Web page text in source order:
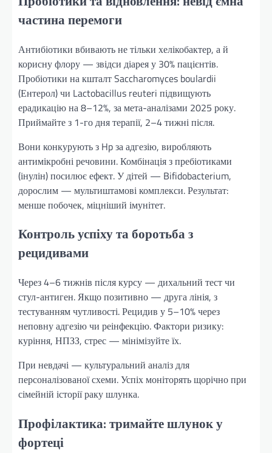
частина перемоги
Антибіотики вбивають не тільки хелікобактер, а й
корисну флору — звідси діарея у 30% пацієнтів.
Пробіотики на кшталт Saccharomyces boulardii
(Ентерол) чи Lactobacillus reuteri підвищують
ерадикацію на 8–12%, за мета-аналізами 2025 року.
Приймайте з 1-го дня терапії, 2–4 тижні після.
Вони конкурують з Hp за адгезію, виробляють
антимікробні речовини. Комбінація з пребіотиками
(інулін) посилює ефект. У дітей — Bifidobacterium,
дорослим — мультиштамові комплекси. Результат:
менше побочек, міцніший імунітет.
Контроль успіху та боротьба з
рецидивами
Через 4–6 тижнів після курсу — дихальний тест чи
стул-антиген. Якщо позитивно — друга лінія, з
тестуванням чутливості. Рецидив у 5–10% через
неповну адгезію чи реінфекцію. Фактори ризику:
куріння, НПЗЗ, стрес — мінімізуйте їх.
При невдачі — культуральний аналіз для
персоналізованої схеми. Успіх моніторять щорічно при
сімейній історії раку шлунка.
Профілактика: тримайте шлунок у
фортеці